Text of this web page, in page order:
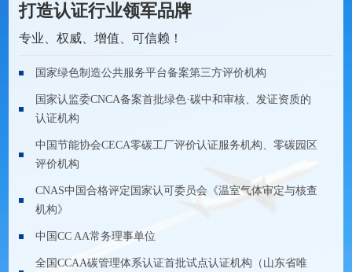
打造认证行业领军品牌
专业、权威、增值、可信赖！
国家绿色制造公共服务平台备案第三方评价机构
国家认监委CNCA备案首批绿色·碳中和审核、发证资质的
认证机构
中国节能协会CECA零碳工厂评价认证服务机构、零碳园区
评价机构
CNAS中国合格评定国家认可委员会《温室气体审定与核查
机构》
中国CC AA常务理事单位
全国CCAA碳管理体系认证首批试点认证机构（山东省唯